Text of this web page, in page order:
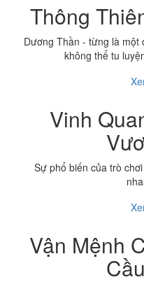
Thông
Dương Thần - từng là một
không thể tu
Vinh
Sự phổ biến của trò
Vận Mệnh